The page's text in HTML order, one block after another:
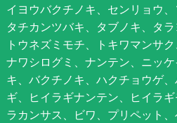
イヨウバクチノキ、センリョウ、
タチカンツバキ、タブノキ、タラ
トウネズミモチ、トキワマンサ
ナワシログミ、ナンテン、ニッ
キ、バクチノキ、ハクチョウゲ
ギ、ヒイラギナンテン、ヒイラ
ラカンサス、ビワ、プリペット